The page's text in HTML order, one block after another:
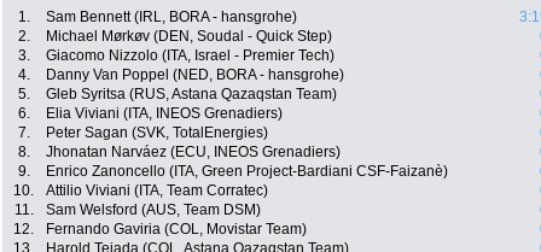
1. Sam Bennett (IRL, BORA - hansgrohe)
2.
Michael Mørkøv (DEN, Soudal - Quick Step)
3.
Giacomo Nizzolo (ITA, Israel - Premier Tech)
4.
Danny Van Poppel (NED, BORA - hansgrohe)
5.
Gleb Syritsa (RUS, Astana Qazaqstan Team)
6.
Elia Viviani (ITA, INEOS Grenadiers)
7.
Peter Sagan (SVK, TotalEnergies)
8.
Jhonatan Narváez (ECU, INEOS Grenadiers)
9.
Enrico Zanoncello (ITA, Green Project-Bardiani CSF-Faizanè)
10.
Attilio Viviani (ITA, Team Corratec)
11.
Sam Welsford (AUS, Team DSM)
12.
Fernando Gaviria (COL, Movistar Team)